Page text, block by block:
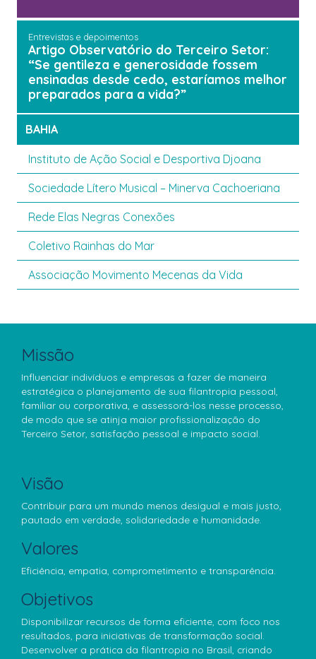
Entrevistas e depoimentos
Artigo Observatório do Terceiro Setor:
“Se gentileza e generosidade fossem
ensinadas desde cedo, estaríamos melhor
preparados para a vida?”
BAHIA
Instituto de Ação Social e Desportiva Djoana
Sociedade Lítero Musical – Minerva Cachoeriana
Rede Elas Negras Conexões
Coletivo Rainhas do Mar
Associação Movimento Mecenas da Vida
Missão
Influenciar indivíduos e empresas a fazer de maneira
estratégica o planejamento de sua filantropia pessoal,
familiar ou corporativa, e assessorá-los nesse processo,
de modo que se atinja maior profissionalização do
Terceiro Setor, satisfação pessoal e impacto social.
Visão
Contribuir para um mundo menos desigual e mais justo,
pautado em verdade, solidariedade e humanidade.
Valores
Eficiência, empatia, comprometimento e transparência.
Objetivos
Disponibilizar recursos de forma eficiente, com foco nos
resultados, para iniciativas de transformação social.
Desenvolver a prática da filantropia no Brasil, criando